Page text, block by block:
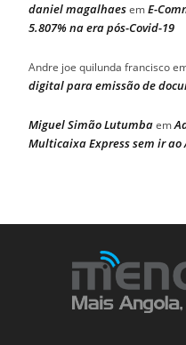
daniel magalhaesemE-
5.807% na era pós-Covid-19
Andre joe quilunda francisco
digital para emissão de
Miguel Simão Lutumbaem
Multicaixa Express sem ir ao